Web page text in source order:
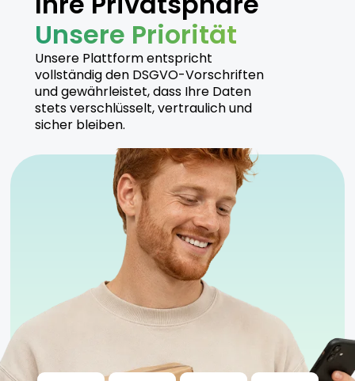
Unsere Priorität
Unsere Plattform entspricht
vollständig den DSGVO-Vorschriften
und gewährleistet, dass Ihre Daten
stets verschlüsselt, vertraulich und
sicher bleiben.